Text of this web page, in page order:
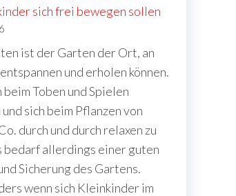
sich frei bewegen sollen
ist der Garten der Ort, an
und erholen können.
Toben und Spielen
und sich beim Pflanzen von
durch und durch relaxen zu
bedarf allerdings einer guten
Sicherung des Gartens.
wenn sich Kleinkinder im